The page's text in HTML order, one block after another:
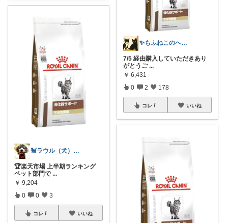
🐩ラウル（犬）と私の健康ROOM🐾
🏆楽天市場 上半期ランキング
ペット部門で ...
￥ 9,204
0 0 3
コレ いいね
✨もふねこのへや✨
7/5 経由購入していただきあり
がとうご ...
￥ 6,431
0 2 178
コレ いいね